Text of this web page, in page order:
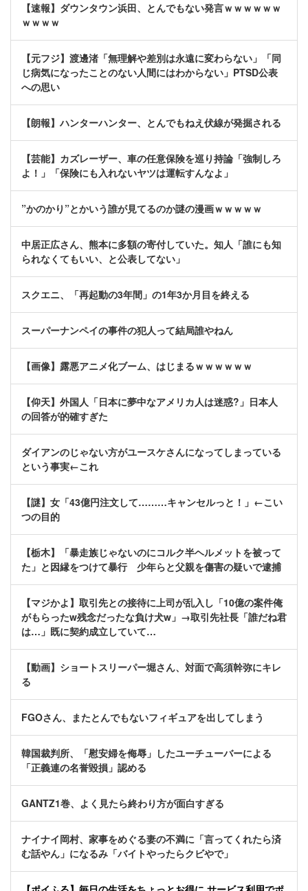
【速報】ダウンタウン浜田、とんでもない発言ｗｗｗｗｗｗ
ｗｗｗｗ
【元フジ】渡邊渚「無理解や差別は永遠に変わらない」「同
じ病気になったことのない人間にはわからない」PTSD公表
への思い
【朗報】ハンターハンター、とんでもねえ伏線が発掘される
【芸能】カズレーザー、車の任意保険を巡り持論「強制しろ
よ！」「保険にも入れないヤツは運転すんなよ」
”かのかり”とかいう誰が見てるのか謎の漫画ｗｗｗｗｗ
中居正広さん、熊本に多額の寄付していた。知人「誰にも知
られなくてもいい、と公表してない」
スクエニ、「再起動の3年間」の1年3か月目を終える
スーパーナンペイの事件の犯人って結局誰やねん
【画像】露悪アニメ化ブーム、はじまるｗｗｗｗｗｗ
【仰天】外国人「日本に夢中なアメリカ人は迷惑?」日本人
の回答が的確すぎた
ダイアンのじゃない方がユースケさんになってしまっている
という事実←これ
【謎】女「43億円注文して………キャンセルっと！」←こい
つの目的
【栃木】「暴走族じゃないのにコルク半ヘルメットを被って
た」と因縁をつけて暴行 少年らと父親を傷害の疑いで逮捕
【マジかよ】取引先との接待に上司が乱入し「10億の案件俺
がもらったw残念だったな負け犬w」→取引先社長「誰だね君
は…」既に契約成立していて…
【動画】ショートスリーパー堀さん、対面で高須幹弥にキレ
る
FGOさん、またとんでもないフィギュアを出してしまう
韓国裁判所、「慰安婦を侮辱」したユーチューバーによる
「正義連の名誉毀損」認める
GANTZ1巻、よく見たら終わり方が面白すぎる
ナイナイ岡村、家事をめぐる妻の不満に「言ってくれたら済
む話やん」になるみ「バイトやったらクビやで」